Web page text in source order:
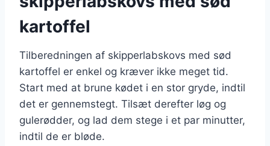
kartoffel
Tilberedningen af skipperlabskovs med sød
kartoffel er enkel og kræver ikke meget tid.
Start med at brune kødet i en stor gryde, indtil
det er gennemstegt. Tilsæt derefter løg og
gulerødder, og lad dem stege i et par minutter,
indtil de er bløde.